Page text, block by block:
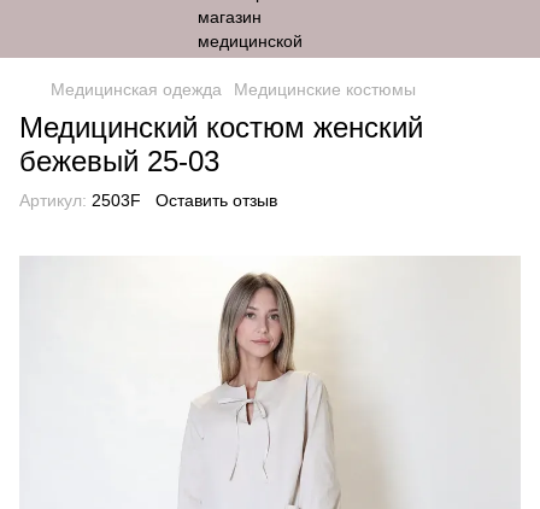
Медицинская одежда Медицинские костюмы
Медицинский костюм женский
бежевый 25-03
Артикул: 2503F Оставить отзыв